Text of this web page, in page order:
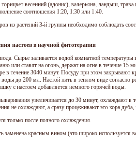
весенний (адонис), валерьяна, ландыш,
соотношения 1:20, 1:30 или 1:40.
из растений 3-й группы необходимо соблюдать
настоев в научной фитотерапии
Сырье заливается водой комнатной
или ставят на огонь, держат на огне в течение 15
в течение 3040 минут. Посуду при этом
до 200 мл. Настой пить в теплом виде согласно
с настоем добавляется немного горячей воды.
увеличивается до 30 минут, охлаждают
не охлаждают, а сразу процеживают это кора дуба,
только после полного охлаждения.
красным вином (это широко используется